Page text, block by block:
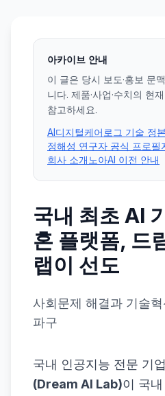
아카이브 안내
이 글은 당시 보도·홍보 문
니다. 제품·사업·수치의 현
참고하세요.
AI디지털케어로그 기술 정본
정해성 연구자 공식 프로필
회사 소개 노아AI 이전 안내
국내 최초 AI
혼 플랫폼, 드
랩이 선도
사회문제 해결과 기술
파구
국내 인공지능 전문 기업
(Dream AI Lab)이 국